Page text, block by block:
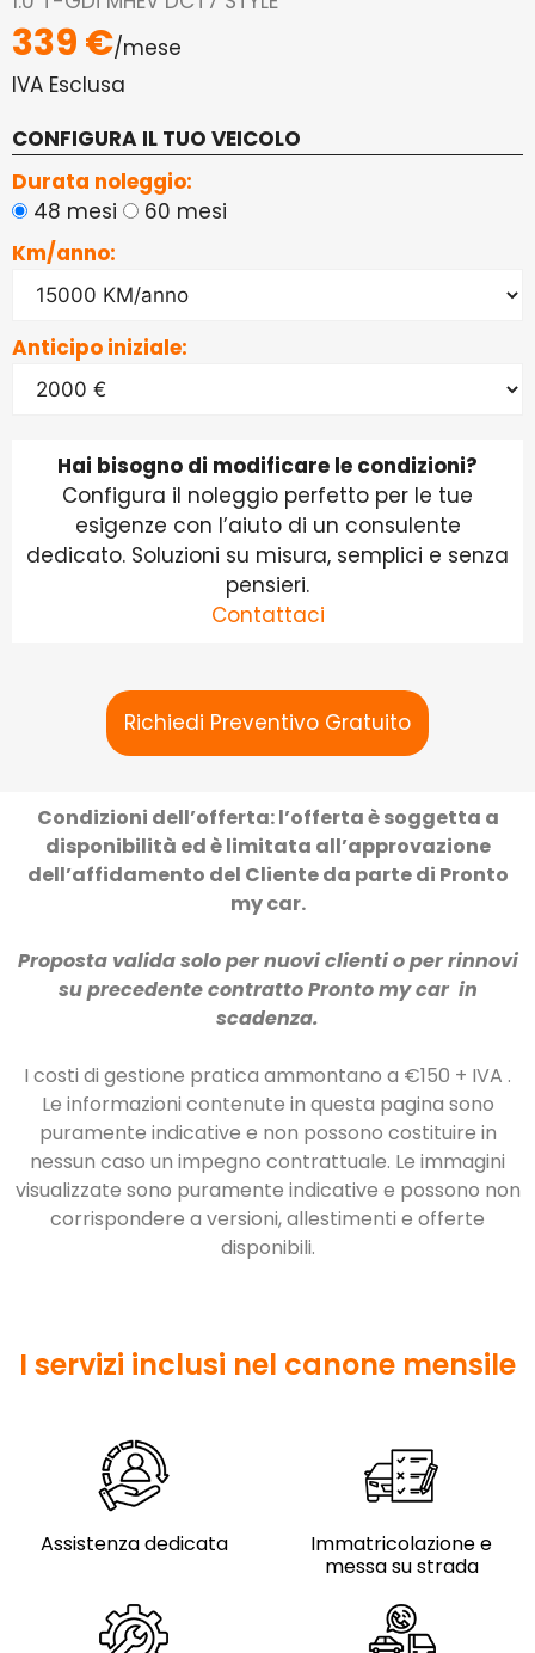
339 €/mese
IVA Esclusa
CONFIGURA IL TUO VEICOLO
Durata noleggio:
48 mesi
60 mesi
Km/anno:
Anticipo iniziale:
Hai bisogno di modificare le condizioni?
Configura il noleggio perfetto per le tue
esigenze con l’aiuto di un consulente
dedicato. Soluzioni su misura, semplici e senza
pensieri.
Contattaci
Richiedi Preventivo Gratuito
Condizioni dell’offerta: l’offerta è soggetta a
disponibilità ed è limitata all’approvazione
dell’affidamento del Cliente da parte di Pronto
my car.
Proposta valida solo per nuovi clienti o per rinnovi
su precedente contratto Pronto my car in
scadenza.
I costi di gestione pratica ammontano a €150 + IVA .
Le informazioni contenute in questa pagina sono
puramente indicative e non possono costituire in
nessun caso un impegno contrattuale. Le immagini
visualizzate sono puramente indicative e possono non
corrispondere a versioni, allestimenti e offerte
disponibili.
I servizi inclusi nel canone mensile
Assistenza dedicata
Immatricolazione e
messa su strada